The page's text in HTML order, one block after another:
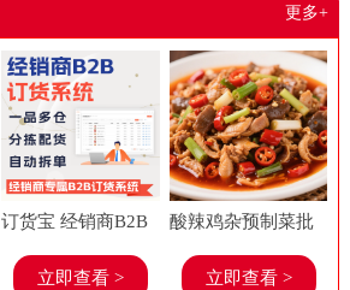
更多+
订货宝 经销商B2B
订货系统 食品进销
立即查看 >
酸辣鸡杂预制菜批
发美味春工厂老牌
立即查看 >